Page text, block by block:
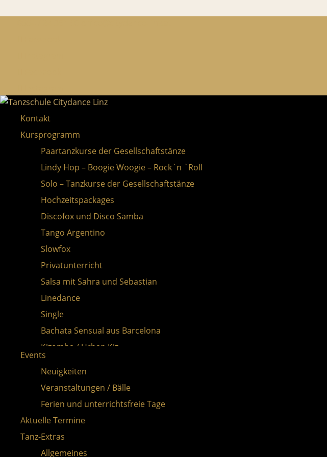
Kontakt
Kursprogramm
Paartanzkurse der Gesellschaftstänze
Lindy Hop – Boogie Woogie – Rock`n `Roll
Solo – Tanzkurse der Gesellschaftstänze
Hochzeitspackages
Discofox und Disco Samba
Tango Argentino
Slowfox
Privatunterricht
Salsa mit Sahra und Sebastian
Linedance
Single
Bachata Sensual aus Barcelona
Kizomba / Urban Kiz
Events
Neuigkeiten
Veranstaltungen / Bälle
Ferien und unterrichtsfreie Tage
Aktuelle Termine
Tanz-Extras
Allgemeines